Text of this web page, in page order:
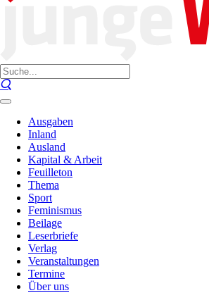
Ausgaben
Inland
Ausland
Kapital & Arbeit
Feuilleton
Thema
Sport
Feminismus
Beilage
Leserbriefe
Verlag
Veranstaltungen
Termine
Über uns